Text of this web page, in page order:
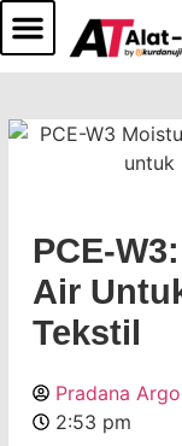
PCE-
Air
Tekstil
Pradana
2:53 pm